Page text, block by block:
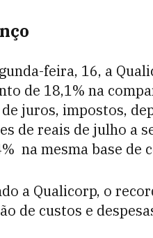
feira, 16, a
de 18,1% na
juros, impostos,
de reais de julho a
na mesma base de
a Qualicorp, o
de custos e